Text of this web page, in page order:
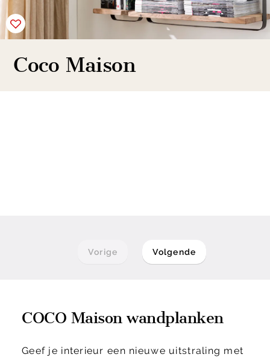
Coco Maison
Vorige Volgende
COCO Maison wandplanken
Geef je interieur een nieuwe uitstraling met